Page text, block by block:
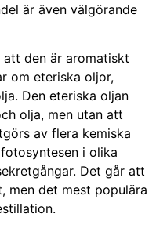
är även välgörande
att den är aromatiskt
om eteriska oljor,
Den eteriska oljan
olja, men utan att
av flera kemiska
i olika
Det går att
men det mest populära